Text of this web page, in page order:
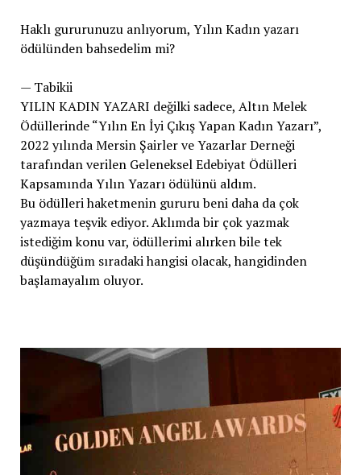
Haklı gururunuzu anlıyorum, Yılın Kadın yazarı
ödülünden bahsedelim mi?
— Tabikii
YILIN KADIN YAZARI değilki sadece, Altın Melek
Ödüllerinde “Yılın En İyi Çıkış Yapan Kadın Yazarı”,
2022 yılında Mersin Şairler ve Yazarlar Derneği
tarafından verilen Geleneksel Edebiyat Ödülleri
Kapsamında Yılın Yazarı ödülünü aldım.
Bu ödülleri haketmenin gururu beni daha da çok
yazmaya teşvik ediyor. Aklımda bir çok yazmak
istediğim konu var, ödüllerimi alırken bile tek
düşündüğüm sıradaki hangisi olacak, hangidinden
başlamayalım oluyor.